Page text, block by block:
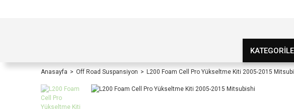
Anasayfa Off Road Suspansiyon L200 Foam Cell Pro Yükseltme Kiti 2005-2015